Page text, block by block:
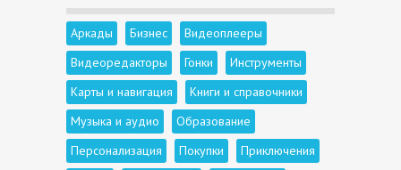
Аркады Бизнес
Видеоплееры
Видеоредакторы
Гонки
Инструменты
Карты и навигация
Книги и справочники
Музыка и аудио
Образование
Персонализация
Покупки
Приключения